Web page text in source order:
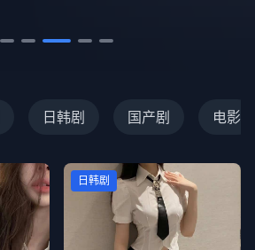
日韩剧 国产剧 电影
日韩剧